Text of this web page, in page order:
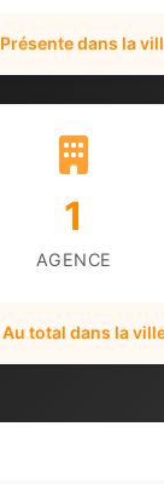
Présente dans la
1
AGENCE
Au total dans la